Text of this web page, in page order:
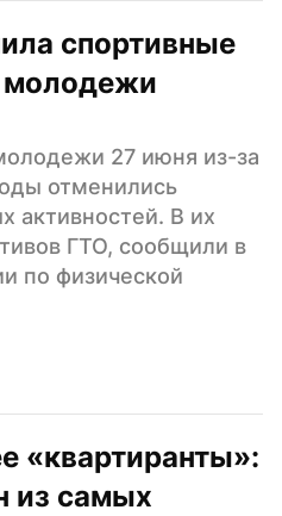
спортивные
молодежи
27 июня из-за
отменились
активностей. В их
ГТО, сообщили в
по физической
«квартиранты»:
из самых